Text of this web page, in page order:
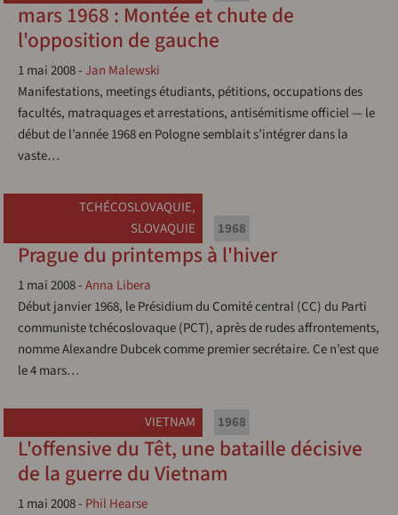
mars 1968 : Montée et chute de
l'opposition de gauche
1 mai 2008-Jan Malewski
Manifestations, meetings étudiants, pétitions, occupations des
facultés, matraquages et arrestations, antisémitisme officiel — le
début de l’année 1968 en Pologne semblait s’intégrer dans la
vaste…
TCHÉCOSLOVAQUIE,
SLOVAQUIE
1968
Prague du printemps à l'hiver
1 mai 2008-Anna Libera
Début janvier 1968, le Présidium du Comité central (CC) du Parti
communiste tchécoslovaque (PCT), après de rudes affrontements,
nomme Alexandre Dubcek comme premier secrétaire. Ce n’est que
le 4 mars…
VIETNAM 1968
L'offensive du Têt, une bataille décisive
de la guerre du Vietnam
1 mai 2008- Phil Hearse